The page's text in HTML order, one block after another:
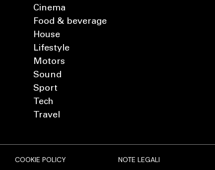
Cinema
Food & beverage
House
Lifestyle
Motors
Sound
Sport
Tech
Travel
COOKIE POLICY NOTE LEGALI